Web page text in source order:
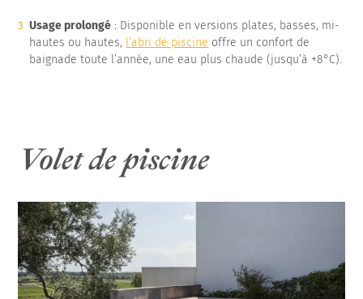
Usage prolongé : Disponible en versions plates, basses, mi-
hautes ou hautes, l’abri de piscine offre un confort de
baignade toute l’année, une eau plus chaude (jusqu’à +8°C).
Volet de piscine